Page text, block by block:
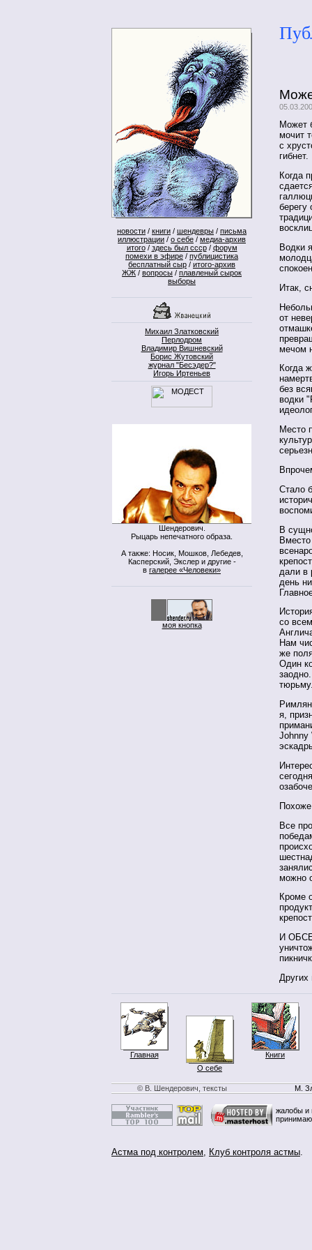
новости / книги / шендевры / письма
иллюстрации / о себе / медиа-архив
итого/ здесь был ссср/ форум
помехи в эфире / публицистика
бесплатный сыр / итого-архив
ЖЖ / вопросы / плавленый сырок
выборы
Михаил Златковский
Перлодром
Владимир Вишневский
Борис Жутовский
журнал "Бесэдер?"
Игорь Иртеньев
Шендерович.
Рыцарь непечатного образа.
А также: Носик, Мошков, Лебедев,
Касперский, Экслер и другие -
в галерее «Человеки»
моя кнопка
Может
мочит
с
гибнет.
Когда
берегу
Водки
Итак,
от
мечом
Когда
без
водки
Место
Стало
В
дали в
день
со
Нам
же
Один
я,
Johnny
Все
можно
Кроме
И ОБСЕ
Других
Главная
О себе
Книги
© В. Шендерович, тексты М.
жалобы и
Астма под контролем, Клуб контроля астмы.